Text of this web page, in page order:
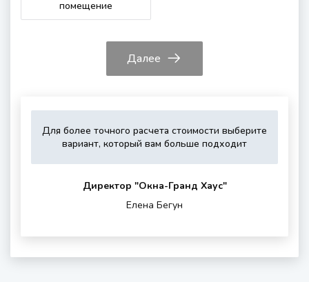
помещение
Далее
Для более точного расчета стоимости выберите
вариант, который вам больше подходитУкажите,
Выберите,
Это
шумности
окном
Укажите
Директор "Oкна-Гранд Хаус"
Елена Бегун